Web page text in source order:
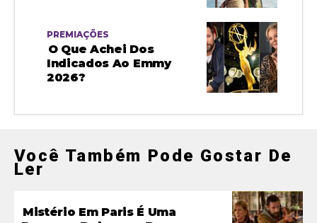
PREMIAÇÕES
O Que Achei Dos
Indicados Ao Emmy
2026?
Você Também Pode Gostar De
Ler
Mistério Em Paris É Uma